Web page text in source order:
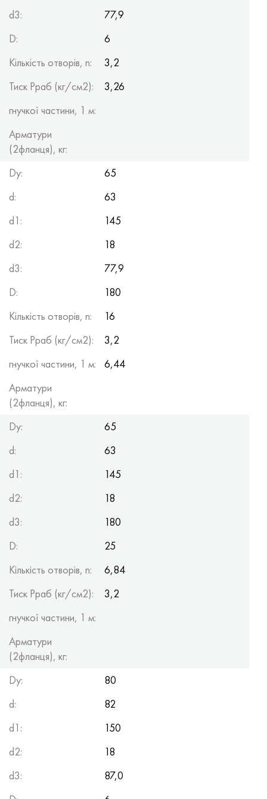
d3:
77,9
D:
6
Кількість отворів, n:
3,2
Тиск Рраб (кг/см2):
3,26
гнучкої частини, 1 м:
Арматури
(2фланця), кг:
Dy:
65
d:
63
d1:
145
d2:
18
d3:
77,9
D:
180
Кількість отворів, n:
16
Тиск Рраб (кг/см2):
3,2
гнучкої частини, 1 м:
6,44
Арматури
(2фланця), кг:
Dy:
65
d:
63
d1:
145
d2:
18
d3:
180
D:
25
Кількість отворів, n:
6,84
Тиск Рраб (кг/см2):
3,2
гнучкої частини, 1 м:
Арматури
(2фланця), кг:
Dy:
80
d:
82
d1:
150
d2:
18
d3:
87,0